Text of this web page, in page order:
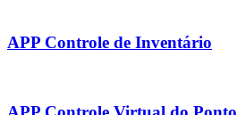
APP Controle de Inventário